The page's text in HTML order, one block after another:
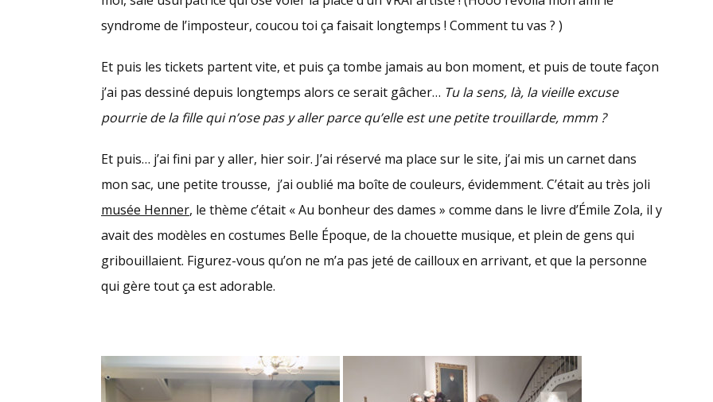
syndrome de l’imposteur, coucou toi ça faisait longtemps ! Comment tu vas ? )
Et puis les tickets partent vite, et puis ça tombe jamais au bon moment, et puis de toute façon
j’ai pas dessiné depuis longtemps alors ce serait gâcher… Tu la sens, là, la vieille excuse
pourrie de la fille qui n’ose pas y aller parce qu’elle est une petite trouillarde, mmm ?
Et puis… j’ai fini par y aller, hier soir. J’ai réservé ma place sur le site, j’ai mis un carnet dans
mon sac, une petite trousse, j’ai oublié ma boîte de couleurs, évidemment. C’était au très joli
musée Henner, le thème c’était « Au bonheur des dames » comme dans le livre d’Émile Zola, il y
avait des modèles en costumes Belle Époque, de la chouette musique, et plein de gens qui
gribouillaient. Figurez-vous qu’on ne m’a pas jeté de cailloux en arrivant, et que la personne
qui gère tout ça est adorable.